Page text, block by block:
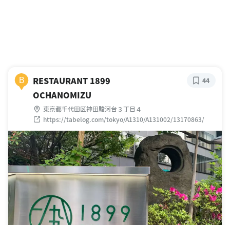
B
RESTAURANT 1899
OCHANOMIZU
東京都千代田区神田駿河台３丁目４
https://tabelog.com/tokyo/A1310/A131002/13170863/
44